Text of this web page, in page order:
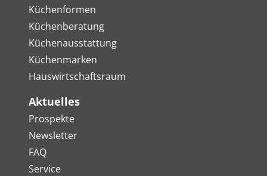
Küchenformen
Küchenberatung
Küchenausstattung
Küchenmarken
Hauswirtschaftsraum
Aktuelles
Prospekte
Newsletter
FAQ
Service